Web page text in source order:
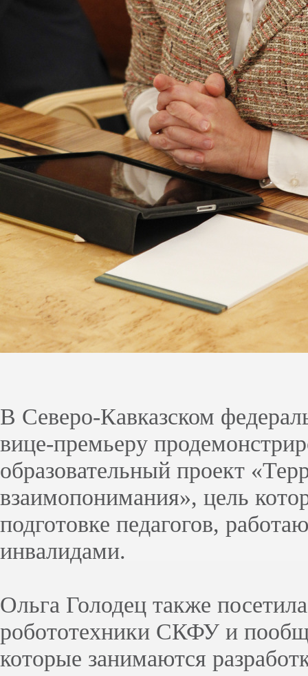
В Северо-Кавказском
вице-премьеру
образовательный проект
взаимопонимания», цель
подготовке педагогов,
инвалидами.
Ольга Голодец также
робототехники СКФУ и
которые занимаются